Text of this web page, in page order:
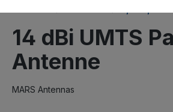
14 dBi UMTS
Antenne
MARS Antennas